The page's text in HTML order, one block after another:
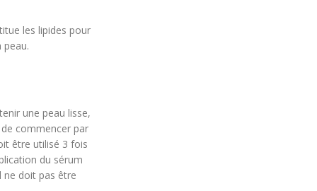
les lipides pour
une peau lisse,
commencer par
être utilisé 3 fois
du sérum
ne doit pas être